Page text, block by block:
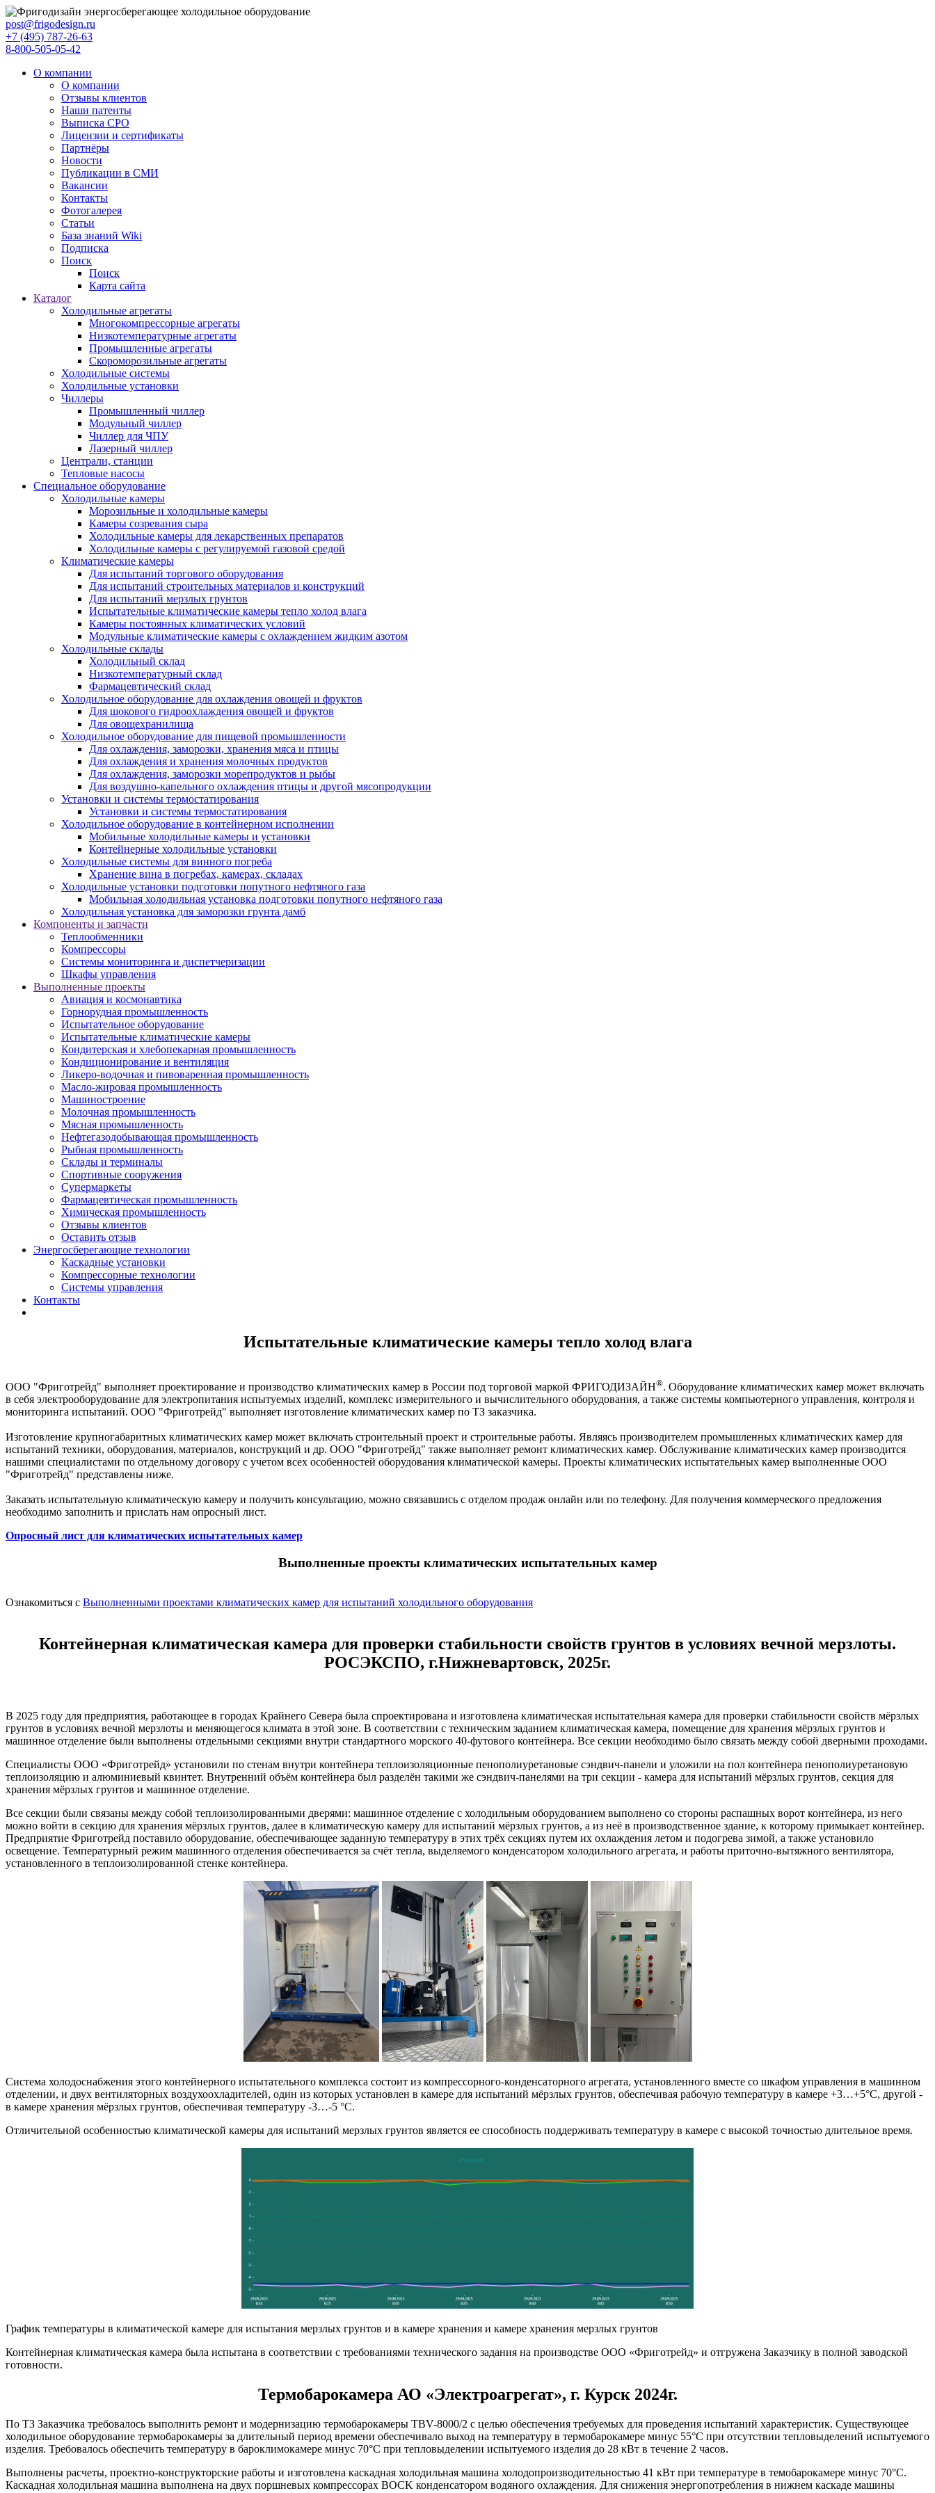
post@frigodesign.ru
+7 (495) 787-26-63
8-800-505-05-42
О компании
О компании
Отзывы клиентов
Наши патенты
Выписка СРО
Лицензии и сертификаты
Партнёры
Новости
Публикации в СМИ
Вакансии
Контакты
Фотогалерея
Статьи
База знаний Wiki
Подписка
Поиск
Поиск
Карта сайта
Каталог
Холодильные агрегаты
Многокомпрессорные агрегаты
Низкотемпературные агрегаты
Промышленные агрегаты
Скороморозильные агрегаты
Холодильные системы
Холодильные установки
Чиллеры
Промышленный чиллер
Модульный чиллер
Чиллер для ЧПУ
Лазерный чиллер
Централи, станции
Тепловые насосы
Специальное оборудование
Холодильные камеры
Морозильные и холодильные камеры
Камеры созревания сыра
Холодильные камеры для лекарственных препаратов
Холодильные камеры с регулируемой газовой средой
Климатические камеры
Для испытаний торгового оборудования
Для испытаний строительных материалов и конструкций
Для испытаний мерзлых грунтов
Испытательные климатические камеры тепло холод влага
Камеры постоянных климатических условий
Модульные климатические камеры с охлаждением жидким азотом
Холодильные склады
Холодильный склад
Низкотемпературный склад
Фармацевтический склад
Холодильное оборудование для охлаждения овощей и фруктов
Для шокового гидроохлаждения овощей и фруктов
Для овощехранилища
Холодильное оборудование для пищевой промышленности
Для охлаждения, заморозки, хранения мяса и птицы
Для охлаждения и хранения молочных продуктов
Для охлаждения, заморозки морепродуктов и рыбы
Для воздушно-капельного охлаждения птицы и другой мясопродукции
Установки и системы термостатирования
Установки и системы термостатирования
Холодильное оборудование в контейнерном исполнении
Мобильные холодильные камеры и установки
Контейнерные холодильные установки
Холодильные системы для винного погреба
Хранение вина в погребах, камерах, складах
Холодильные установки подготовки попутного нефтяного газа
Мобильная холодильная установка подготовки попутного нефтяного газа
Холодильная установка для заморозки грунта дамб
Компоненты и запчасти
Теплообменники
Компрессоры
Системы мониторинга и диспетчеризации
Шкафы управления
Выполненные проекты
Авиация и космонавтика
Горнорудная промышленность
Испытательное оборудование
Испытательные климатические камеры
Кондитерская и хлебопекарная промышленность
Кондиционирование и вентиляция
Ликеро-водочная и пивоваренная промышленность
Масло-жировая промышленность
Машиностроение
Молочная промышленность
Мясная промышленность
Нефтегазодобывающая промышленность
Рыбная промышленность
Склады и терминалы
Спортивные сооружения
Супермаркеты
Фармацевтическая промышленность
Химическая промышленность
Отзывы клиентов
Оставить отзыв
Энергосберегающие технологии
Каскадные установки
Компрессорные технологии
Системы управления
Контакты
Испытательные климатические камеры тепло холод влага
ООО "Фриготрейд" выполняет проектирование и производство климатических камер в России под торговой маркой ФРИГОДИЗАЙН®. Оборудование климатических камер может включать
в себя электрооборудование для электропитания испытуемых изделий, комплекс измерительного и вычислительного оборудования, а также системы компьютерного управления, контроля и
мониторинга испытаний. ООО "Фриготрейд" выполняет изготовление климатических камер по ТЗ заказчика.
Изготовление крупногабаритных климатических камер может включать строительный проект и строительные работы. Являясь производителем промышленных климатических камер для
испытаний техники, оборудования, материалов, конструкций и др. ООО "Фриготрейд" также выполняет ремонт климатических камер. Обслуживание климатических камер производится
нашими специалистами по отдельному договору с учетом всех особенностей оборудования климатической камеры. Проекты климатических испытательных камер выполненные ООО
"Фриготрейд" представлены ниже.
Заказать испытательную климатическую камеру и получить консультацию, можно связавшись с отделом продаж онлайн или по телефону. Для получения коммерческого предложения
необходимо заполнить и прислать нам опросный лист.
Опросный лист для климатических испытательных камер
Выполненные проекты климатических испытательных камер
Ознакомиться с Выполненными проектами климатических камер для испытаний холодильного оборудования
Контейнерная климатическая камера для проверки стабильности свойств грунтов в условиях вечной мерзлоты.
РОСЭКСПО, г.Нижневартовск, 2025г.
В 2025 году для предприятия, работающее в городах Крайнего Севера была спроектирована и изготовлена климатическая испытательная камера для проверки стабильности свойств мёрзлых
грунтов в условиях вечной мерзлоты и меняющегося климата в этой зоне. В соответствии с техническим заданием климатическая камера, помещение для хранения мёрзлых грунтов и
машинное отделение были выполнены отдельными секциями внутри стандартного морского 40-футового контейнера. Все секции необходимо было связать между собой дверными проходами.
Специалисты ООО «Фриготрейд» установили по стенам внутри контейнера теплоизоляционные пенополиуретановые сэндвич-панели и уложили на пол контейнера пенополиуретановую
теплоизоляцию и алюминиевый квинтет. Внутренний объём контейнера был разделён такими же сэндвич-панелями на три секции - камера для испытаний мёрзлых грунтов, секция для
хранения мёрзлых грунтов и машинное отделение.
Все секции были связаны между собой теплоизолированными дверями: машинное отделение с холодильным оборудованием выполнено со стороны распашных ворот контейнера, из него
можно войти в секцию для хранения мёрзлых грунтов, далее в климатическую камеру для испытаний мёрзлых грунтов, а из неё в производственное здание, к которому примыкает контейнер.
Предприятие Фриготрейд поставило оборудование, обеспечивающее заданную температуру в этих трёх секциях путем их охлаждения летом и подогрева зимой, а также установило
освещение. Температурный режим машинного отделения обеспечивается за счёт тепла, выделяемого конденсатором холодильного агрегата, и работы приточно-вытяжного вентилятора,
установленного в теплоизолированной стенке контейнера.
Система холодоснабжения этого контейнерного испытательного комплекса состоит из компрессорного-конденсаторного агрегата, установленного вместе со шкафом управления в машинном
отделении, и двух вентиляторных воздухоохладителей, один из которых установлен в камере для испытаний мёрзлых грунтов, обеспечивая рабочую температуру в камере +3…+5°С, другой -
в камере хранения мёрзлых грунтов, обеспечивая температуру -3…-5 °С.
Отличительной особенностью климатической камеры для испытаний мерзлых грунтов является ее способность поддерживать температуру в камере с высокой точностью длительное время.
График температуры в климатической камере для испытания мерзлых грунтов и в камере хранения и камере хранения мерзлых грунтов
Контейнерная климатическая камера была испытана в соответствии с требованиями технического задания на производстве ООО «Фриготрейд» и отгружена Заказчику в полной заводской
готовности.
Термобарокамера АО «Электроагрегат», г. Курск 2024г.
По ТЗ Заказчика требовалось выполнить ремонт и модернизацию термобарокамеры TBV-8000/2 с целью обеспечения требуемых для проведения испытаний характеристик. Существующее
холодильное оборудование термобарокамеры за длительный период времени обеспечивало выход на температуру в термобарокамере минус 55°С при отсутствии тепловыделений испытуемого
изделия. Требовалось обеспечить температуру в бароклимокамере минус 70°С при тепловыделении испытуемого изделия до 28 кВт в течение 2 часов.
Выполнены расчеты, проектно-конструкторские работы и изготовлена каскадная холодильная машина холодопроизводительностью 41 кВт при температуре в темобарокамере минус 70°С.
Каскадная холодильная машина выполнена на двух поршневых компрессорах BOCK конденсатором водяного охлаждения. Для снижения энергопотребления в нижнем каскаде машины